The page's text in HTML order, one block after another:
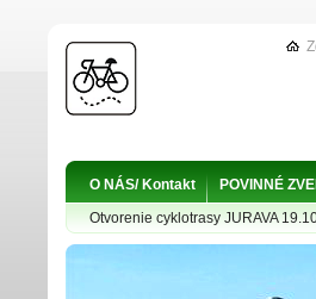
O NÁS/ Kontakt POVINNÉ
Otvorenie cyklotrasy JURAVA